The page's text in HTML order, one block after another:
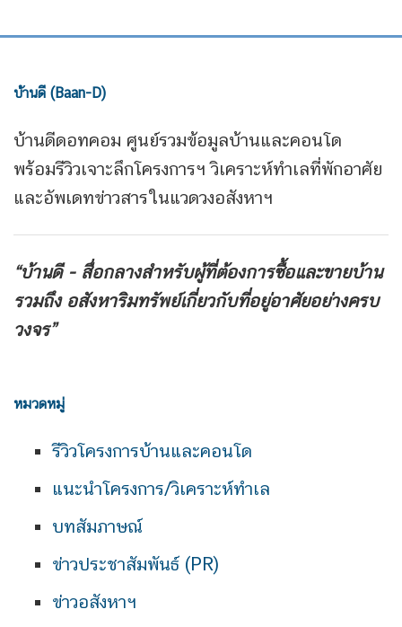
บ้านดี (Baan-D)
บ้านดีดอทคอม ศูนย์รวมข้อมูลบ้านและคอนโด
พร้อมรีวิวเจาะลึกโครงการฯ วิเคราะห์ทำเลที่พักอาศัย
และอัพเดทข่าวสารในแวดวงอสังหาฯ
“บ้านดี - สื่อกลางสำหรับผู้ที่ต้องการซื้อและขายบ้าน
รวมถึง อสังหาริมทรัพย์เกี่ยวกับที่อยู่อาศัยอย่างครบ
วงจร”
หมวดหมู่
รีวิวโครงการบ้านและคอนโด
แนะนำโครงการ/วิเคราะห์ทำเล
บทสัมภาษณ์
ข่าวประชาสัมพันธ์ (PR)
ข่าวอสังหาฯ